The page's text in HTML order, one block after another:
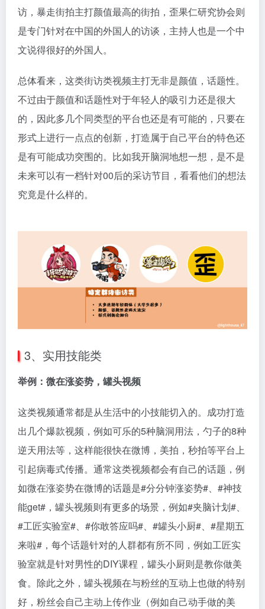
访，暴走街拍主打颜值最高的街拍，歪果仁研究协会则
是专门针对在中国的外国人的访谈，主持人也是一个中
文说得很好的外国人。
总体看来，这类街访类视频主打无非是颜值，话题性。
不过由于颜值和话题性对于年轻人的吸引力还是很大
的，因此多几个同类型的平台也还是有可能的，只要在
形式上进行一点点的创新，打造属于自己平台的特色还
是有可能成功突围的。比如我开脑洞地想一想，是不是
未来可以有一档针对00后的采访节目，看看他们的想法
究竟是什么样的。
3、实用技能类
举例：微在涨姿势，罐头视频
这类视频通常都是从生活中的小技能切入的。成功打造
出几个爆款视频，例如可乐的5种脑洞用法，勺子的8种
逆天用法等，这样能很快在微博，美拍，秒拍等平台上
引起病毒式传播。通常这类视频都会有自己的话题，例
如微在涨姿势在微博的话题是#分分钟涨姿势#、#神技
能get#，罐头视频则有更多的场景，例如#夹脑计划#、
#工匠实验室#、#你敢答应吗#、#罐头小厨#、#星期五
来啦#，每个话题针对的人群都有所不同，例如工匠实
验室就是针对男性的DIY课程，罐头小厨则是教你做美
食。除此之外，罐头视频在与粉丝的互动上也做的特别
好，粉丝会自己主动上传作业（例如自己动手做的美